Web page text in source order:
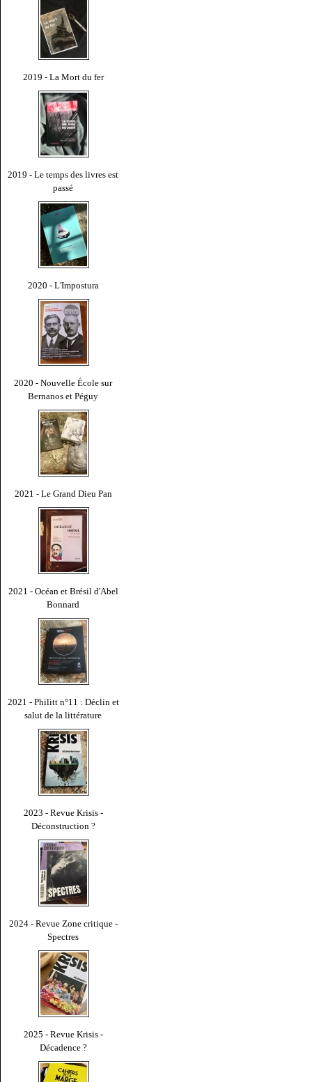
2019 - La Mort du fer
2019 - Le temps des livres est
passé
2020 - L'Impostura
2020 - Nouvelle École sur
Bernanos et Péguy
2021 - Le Grand Dieu Pan
2021 - Océan et Brésil d'Abel
Bonnard
2021 - Philitt n°11 : Déclin et
salut de la littérature
2023 - Revue Krisis -
Déconstruction ?
2024 - Revue Zone critique -
Spectres
2025 - Revue Krisis -
Décadence ?